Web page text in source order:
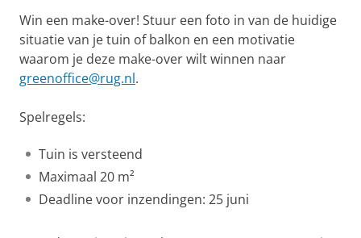
Win een make-over! Stuur een foto in van de huidige
situatie van je tuin of balkon en een motivatie
waarom je deze make-over wilt winnen naar
greenoffice@rug.nl.
Spelregels:
Tuin is versteend
Maximaal 20 m²
Deadline voor inzendingen: 25 juni